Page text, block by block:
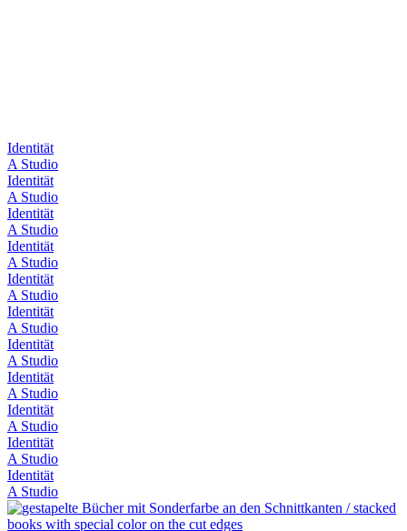
Identität
A Studio
Identität
A Studio
Identität
A Studio
Identität
A Studio
Identität
A Studio
Identität
A Studio
Identität
A Studio
Identität
A Studio
Identität
A Studio
Identität
A Studio
Identität
A Studio